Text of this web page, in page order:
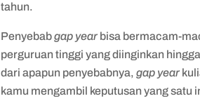
tahun.
Penyebabgap year bisa bermacam-
perguruan tinggi yang diinginkan
dari apapun penyebabnya,gap year
kamu mengambil keputusan yang satu